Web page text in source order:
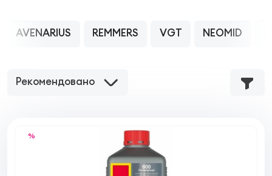
Рекомендовано
%
AVENARIUS REMMERS VGT NEOMID